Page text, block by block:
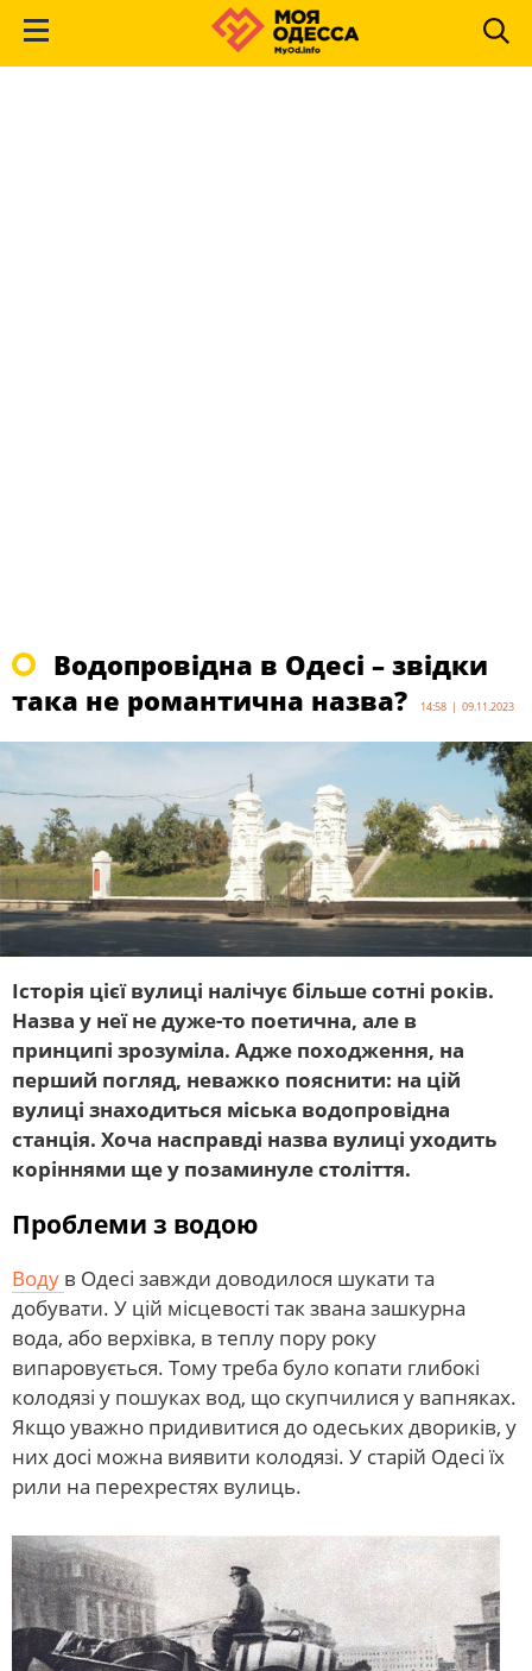
Водопровідна в Одесі – звідки
така не романтична назва?
14:58 | 09.11.2023
Історія цієї вулиці налічує більше сотні років.
Назва у неї не дуже-то поетична, але в
принципі зрозуміла. Адже походження, на
перший погляд, неважко пояснити: на цій
вулиці знаходиться міська водопровідна
станція. Хоча насправді назва вулиці уходить
коріннями ще у позаминуле століття.
Проблеми з водою
Воду в Одесі завжди доводилося шукати та
добувати. У цій місцевості так звана зашкурна
вода, або верхівка, в теплу пору року
випаровується. Тому треба було копати глибокі
колодязі у пошуках вод, що скупчилися у вапняках.
Якщо уважно придивитися до одеських двориків, у
них досі можна виявити колодязі. У старій Одесі їх
рили на перехрестях вулиць.